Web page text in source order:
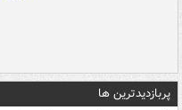
پربازدیدترین ها